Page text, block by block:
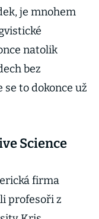
je mnohem
natolik
bez
to dokonce už
Science
firma
profesoři z